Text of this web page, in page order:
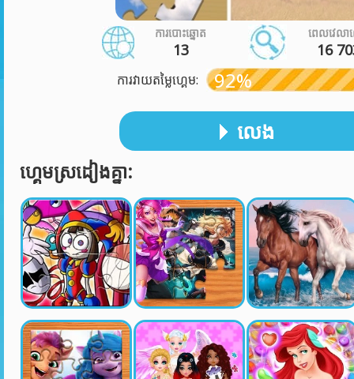
ការបោះឆ្នោត
13
ពេលវេលា
16
ការវាយតម្លៃហ្គេម: 92%
លេង
ហ្គេមស្រដៀងគ្នា: